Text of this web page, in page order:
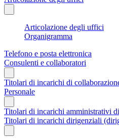
Articolazione degli uffici
Organigramma
Telefono e posta elettronica
Consulenti e collaboratori
Titolari di incarichi di
Personale
Titolari di incarichi amministrativi
Titolari di incarichi dirigenziali